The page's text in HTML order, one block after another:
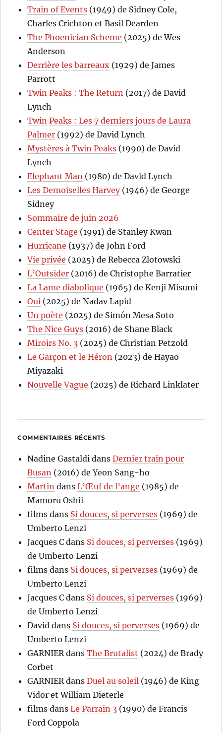
Train of Events (1949) de Sidney Cole,
Charles Crichton et Basil Dearden
The Phoenician Scheme (2025) de Wes
Anderson
Derrière les barreaux (1929) de James
Parrott
Twin Peaks : The Return (2017) de David
Lynch
Twin Peaks : Les 7 derniers jours de Laura
Palmer (1992) de David Lynch
Mystères à Twin Peaks (1990) de David
Lynch
Elephant Man (1980) de David Lynch
Les Demoiselles Harvey(1946) de George
Sidney
Sommaire de juin 2026
Center Stage (1991) de Stanley Kwan
Hurricane (1937) de John Ford
Vie privée (2025) de Rebecca Zlotowski
L’Outsider (2016) de Christophe Barratier
La Lame diabolique (1965) de Kenji Misumi
Oui (2025) de Nadav Lapid
Un poète (2025) de Simón Mesa Soto
The Nice Guys (2016) de Shane Black
Miroirs No. 3 (2025) de Christian Petzold
Le Garçon et le Héron (2023) de Hayao
Miyazaki
Nouvelle Vague (2025) de Richard Linklater
COMMENTAIRES RÉCENTS
Nadine Gastaldi dansDernier train pour
Busan (2016) de Yeon Sang-ho
Martin dansL’Œuf de l’ange (1985) de
Mamoru Oshii
films dans Si douces, si perverses (1969) de
Umberto Lenzi
Jacques C dans Si douces, si perverses (1969)
de Umberto Lenzi
films dans Si douces, si perverses (1969) de
Umberto Lenzi
Jacques C dans Si douces, si perverses (1969)
de Umberto Lenzi
David dans Si douces, si perverses (1969) de
Umberto Lenzi
GARNIERdansThe Brutalist (2024) de Brady
Corbet
GARNIERdansDuel au soleil (1946) de King
Vidor et William Dieterle
films dansLe Parrain 3 (1990) de Francis
Ford Coppola